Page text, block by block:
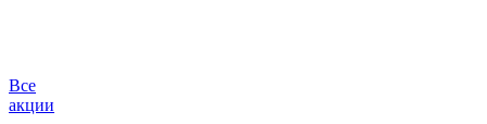
Все
акции